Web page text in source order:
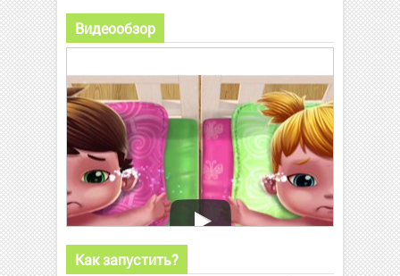
Видеообзор
Как запустить?